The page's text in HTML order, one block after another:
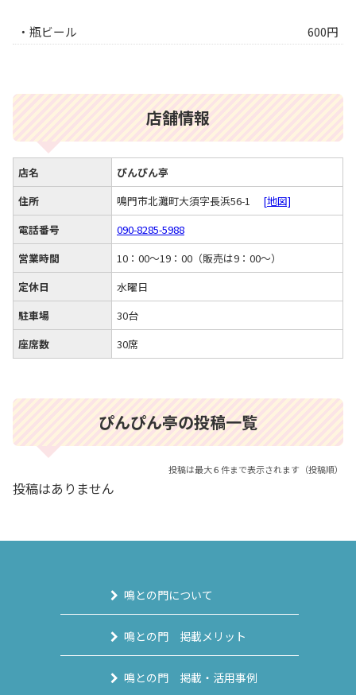
・瓶ビール 600円
店舗情報
店名
ぴんぴん亭
住所
鳴門市北灘町大須字長浜56-1 [地図]
電話番号
090-8285-5988
営業時間
10：00～19：00（販売は9：00～）
定休日
水曜日
駐車場
30台
座席数
30席
ぴんぴん亭の投稿一覧
投稿は最大６件まで表示されます（投稿順）
投稿はありません
鳴との門について
鳴との門 掲載メリット
鳴との門 掲載・活用事例